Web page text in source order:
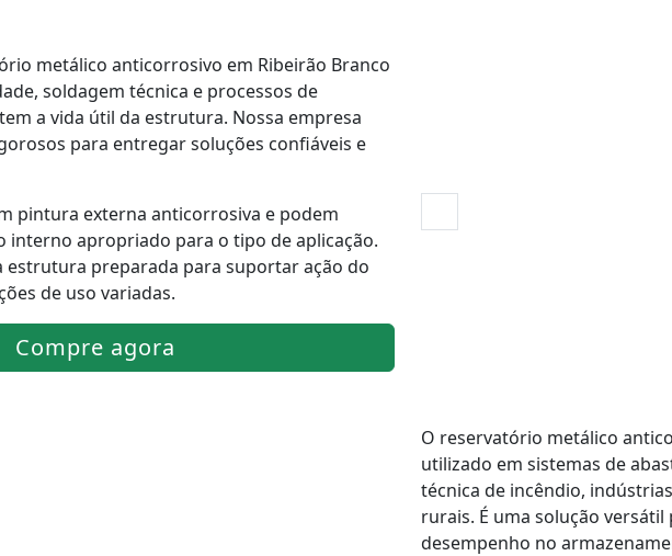
metálico anticorrosivo em Ribeirão Branco
soldagem técnica e processos de
a vida útil da estrutura. Nossa empresa
para entregar soluções confiáveis e
pintura externa anticorrosiva e podem
interno apropriado para o tipo de aplicação.
estrutura preparada para suportar ação do
de uso variadas.
Compre agora
O reservatório metálico
utilizado em sistemas de
técnica de incêndio,
rurais. É uma solução
desempenho no